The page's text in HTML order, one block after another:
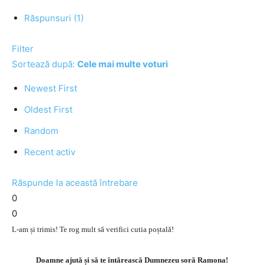
Răspunsuri (1)
Filter
Sortează după: Cele mai multe voturi
Newest First
Oldest First
Random
Recent activ
Răspunde la această întrebare
0
0
L-am și trimis! Te rog mult să verifici cutia poștală!
Doamne ajută și să te întărească Dumnezeu soră Ramona!